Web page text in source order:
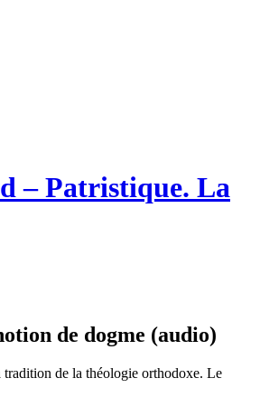
– Patristique. La
de dogme (audio)
tradition de la théologie orthodoxe. Le